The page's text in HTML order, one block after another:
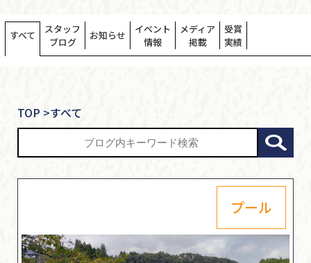
すべて
スタッフ
ブログ
お知らせ
イベント
情報
メディア
掲載
受賞
実績
TOP >すべて
プール